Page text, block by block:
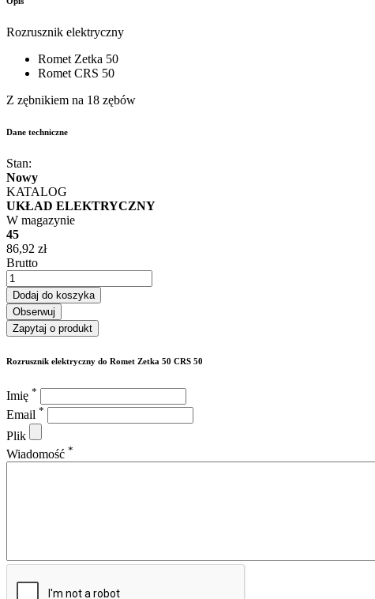
Rozrusznik elektryczny
Romet Zetka 50
Romet CRS 50
Z zębnikiem na 18 zębów
Dane techniczne
Stan:
Nowy
KATALOG
UKŁAD ELEKTRYCZNY
W magazynie
45
86,92 zł
Brutto
Dodaj do koszyka
Obserwuj
Zapytaj o produkt
Rozrusznik elektryczny do Romet Zetka 50 CRS 50
Imię *
Email *
Plik
Wiadomość *